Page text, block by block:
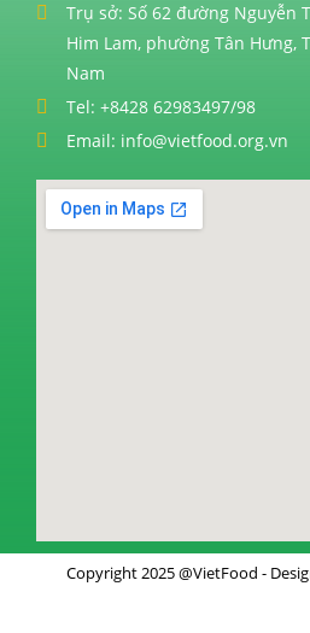
Trụ sở: Số 62 đường Nguyễn
Him Lam, phường Tân Hưng,
Nam
Tel: +8428 62983497/98
Email: info@vietfood.org.vn
Copyright 2025 @VietFood -